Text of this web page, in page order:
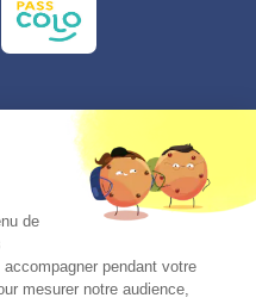
en matière de données
d'accès, de rectification et
traitement des données vous
notre politique de confidentialité
cookies >
de
pendant votre
mesurer notre audience,